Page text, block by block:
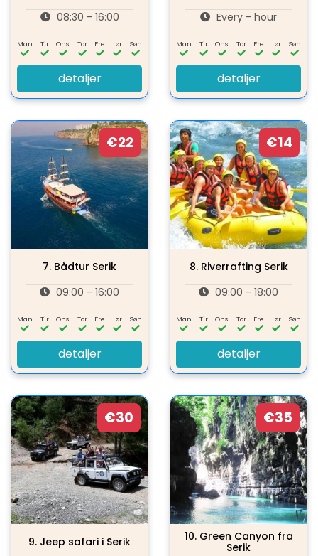
08:30 - 16:00
Man Tir Ons Tor Fre Lør Søn
detaljer
Every - hour
Man Tir Ons Tor Fre Lør Søn
detaljer
€22
7. Bådtur Serik
09:00 - 16:00
Man Tir Ons Tor Fre Lør Søn
detaljer
€14
8. Riverrafting Serik
09:00 - 18:00
Man Tir Ons Tor Fre Lør Søn
detaljer
€30
9. Jeep safari i Serik
€35
10. Green Canyon fra
Serik